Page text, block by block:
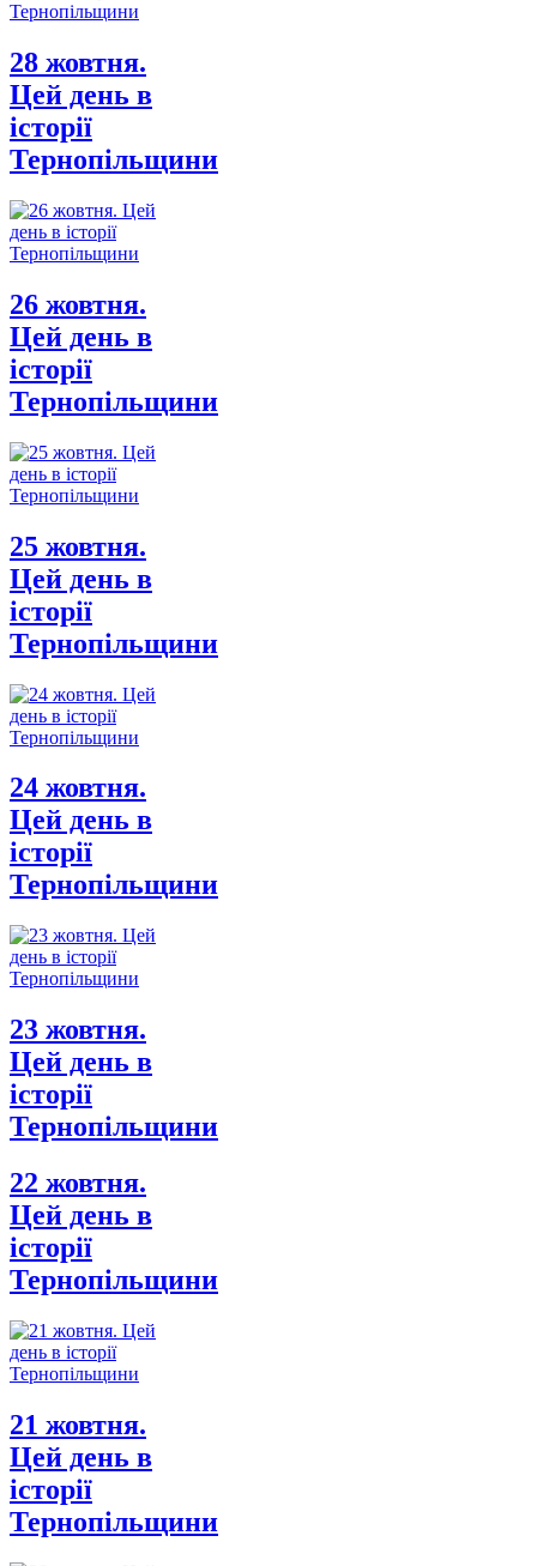
28 жовтня.
Цей день в
історії
Тернопільщини
26 жовтня.
Цей день в
історії
Тернопільщини
25 жовтня.
Цей день в
історії
Тернопільщини
24 жовтня.
Цей день в
історії
Тернопільщини
23 жовтня.
Цей день в
історії
Тернопільщини
22 жовтня.
Цей день в
історії
Тернопільщини
21 жовтня.
Цей день в
історії
Тернопільщини